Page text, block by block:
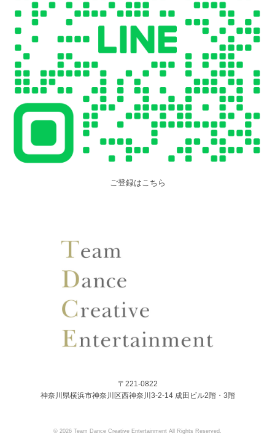
ご登録はこちら
〒221-0822
神奈川県横浜市神奈川区西神奈川3-2-14 成田ビル2階・3階
© 2026 Team Dance Creative Entertainment All Rights Reserved.